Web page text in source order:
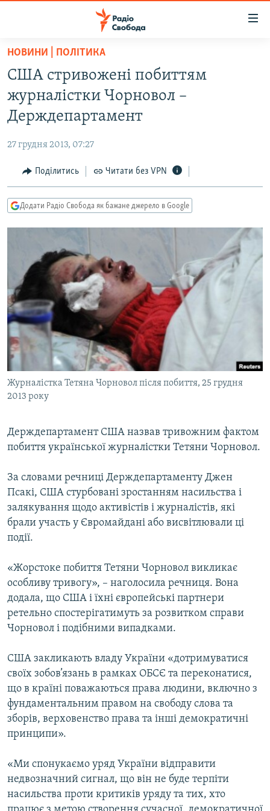
Перейти
основного
матеріалу
Перейти
до
основної
навігації
Перейти
до
пошуку
ВСЕ ЗА ДОБУ
СТАТТІ
ЕКОНОМІКА
СУСПІЛЬСТВО
СВІТ
РОСІЙСЬКА «ФІЛЬТРАЦІЯ»
ДОНБАС.РЕАЛІЇ
ТИ ЯК?
КИТАЙ.ВИКЛИКИ
МУЛЬТИМЕДІА
ФОТО
СПЕЦПРОЄКТИ
ПОДКАСТИ
КРИМ РЕАЛІЇ
РУС
КТАТ
НОВИНИ | ПОЛІТИКА
США стривожені побиттям
журналістки Чорновол –
Держдепартамент
27 грудня 2013, 07:27
Поділитись Читати без VPN
Додати Радіо Свобода як бажане джерело в Google
Журналістка Тетяна Чорновол після побиття, 25 грудня
2013 року
Держдепартамент США назвав тривожним фактом
побиття української журналістки Тетяни Чорновол.
За словами речниці Держдепартаменту Джен
Псакі, США стурбовані зростанням насильства і
залякування щодо активістів і журналістів, які
брали участь у Євромайдані або висвітлювали ці
події.
«Жорстоке побиття Тетяни Чорновол викликає
особливу тривогу», – наголосила речниця. Вона
додала, що США і їхні європейські партнери
ретельно спостерігатимуть за розвитком справи
Чорновол і подібними випадками.
США закликають владу України «дотримуватися
своїх зобов’язань в рамках ОБСЄ та переконатися,
що в країні поважаються права людини, включно з
фундаментальним правом на свободу слова та
зборів, верховенство права та інші демократичні
принципи».
«Ми cпонукаємо уряд України відправити
недвозначний сигнал, що він не буде терпіти
насильства проти критиків уряду та тих, хто